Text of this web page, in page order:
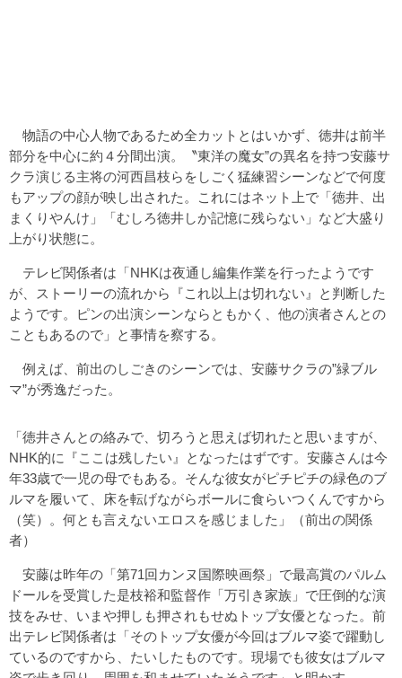
物語の中心人物であるため全カットとはいかず、徳井は前半
部分を中心に約４分間出演。〝東洋の魔女”の異名を持つ安藤サ
クラ演じる主将の河西昌枝らをしごく猛練習シーンなどで何度
もアップの顔が映し出された。これにはネット上で「徳井、出
まくりやんけ」「むしろ徳井しか記憶に残らない」など大盛り
上がり状態に。
テレビ関係者は「NHKは夜通し編集作業を行ったようです
が、ストーリーの流れから『これ以上は切れない』と判断した
ようです。ピンの出演シーンならともかく、他の演者さんとの
こともあるので」と事情を察する。
例えば、前出のしごきのシーンでは、安藤サクラの”緑ブル
マ”が秀逸だった。
「徳井さんとの絡みで、切ろうと思えば切れたと思いますが、
NHK的に『ここは残したい』となったはずです。安藤さんは今
年33歳で一児の母でもある。そんな彼女がピチピチの緑色のブ
ルマを履いて、床を転げながらボールに食らいつくんですから
（笑）。何とも言えないエロスを感じました」（前出の関係
者）
安藤は昨年の「第71回カンヌ国際映画祭」で最高賞のパルム
ドールを受賞した是枝裕和監督作「万引き家族」で圧倒的な演
技をみせ、いまや押しも押されもせぬトップ女優となった。前
出テレビ関係者は「そのトップ女優が今回はブルマ姿で躍動し
ているのですから、たいしたものです。現場でも彼女はブルマ